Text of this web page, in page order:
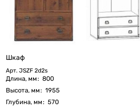
Шкаф
Арт. JSZF 2d2s
Длина, мм: 800
Высота, мм: 1955
Глубина, мм: 570